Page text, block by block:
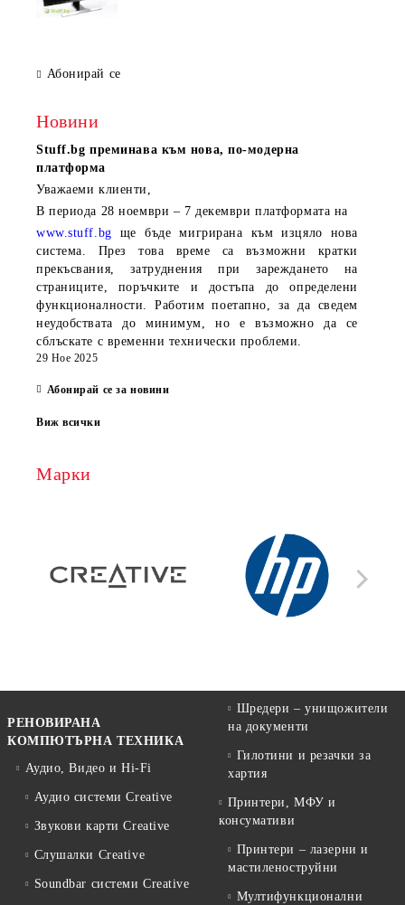
Абонирай се
Новини
Stuff.bg преминава към нова, по-модерна
платформа
Уважаеми клиенти,
В периода 28 ноември – 7 декември платформата на
www.stuff.bg ще бъде мигрирана към изцяло нова
система. През това време са възможни кратки
прекъсвания, затруднения при зареждането на
страниците, поръчките и достъпа до определени
функционалности. Работим поетапно, за да сведем
неудобствата до минимум, но е възможно да се
сблъскате с временни технически проблеми.
29 Ное 2025
Абонирай се за новини
Виж всички
Марки
РЕНОВИРАНА
КОМПЮТЪРНА ТЕХНИКА
Аудио, Видео и Hi-Fi
Аудио системи Creative
Звукови карти Creative
Слушалки Creative
Soundbar системи Creative
Шредери – унищожители
на документи
Гилотини и резачки за
хартия
Принтери, МФУ и
консумативи
Принтери – лазерни и
мастиленоструйни
Мултифункционални